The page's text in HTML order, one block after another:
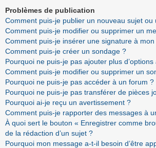
Problèmes de publication
Comment puis-je publier un nouveau sujet ou
Comment puis-je modifier ou supprimer un
Comment puis-je insérer une signature à
Comment puis-je créer un sondage ?
Pourquoi ne puis-je pas ajouter plus
Comment puis-je modifier ou supprimer un
Pourquoi ne puis-je pas accéder à un forum ?
Pourquoi ne puis-je pas transférer de pièces
Pourquoi ai-je reçu un avertissement ?
Comment puis-je rapporter des messages à
À quoi sert le bouton « Enregistrer comme
de la rédaction d’un sujet ?
Pourquoi mon message a-t-il besoin d’être